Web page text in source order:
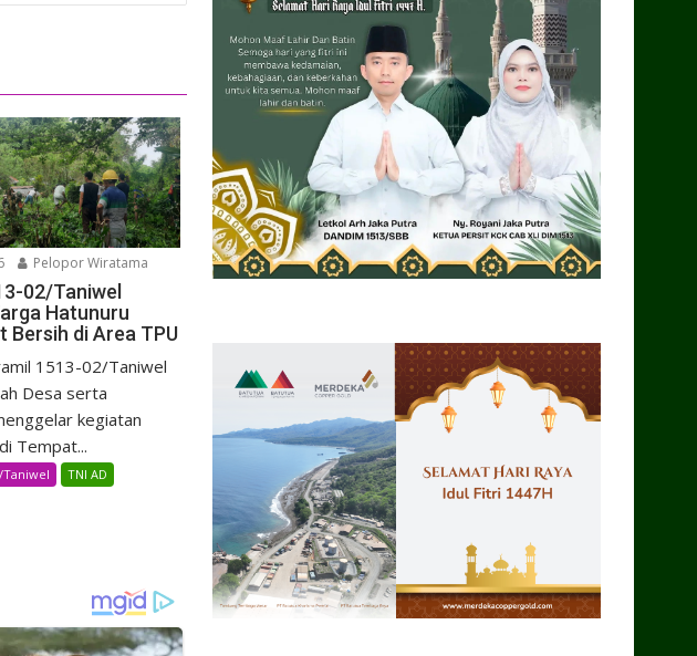
Pelopor Wiratama
02/Taniwel
Hatunuru
Bersih di Area TPU
1513-02/Taniwel
Desa serta
kegiatan
Tempat...
Taniwel TNI AD